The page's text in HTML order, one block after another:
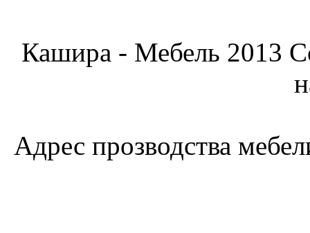
Кашира - Мебель 2013
Адрес прозводства